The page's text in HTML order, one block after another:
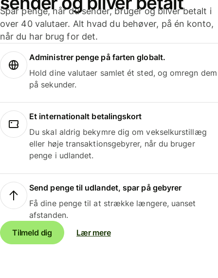
Spar penge, når du sender, bruger og bliver betalt i
over 40 valutaer. Alt hvad du behøver, på én konto,
når du har brug for det.
Administrer penge på farten globalt.
Hold dine valutaer samlet ét sted, og omregn dem
på sekunder.
Et internationalt betalingskort
Du skal aldrig bekymre dig om vekselkurstillæg
eller høje transaktionsgebyrer, når du bruger
penge i udlandet.
Send penge til udlandet, spar på gebyrer
Få dine penge til at strække længere, uanset
afstanden.
Tilmeld dig
Lær mere